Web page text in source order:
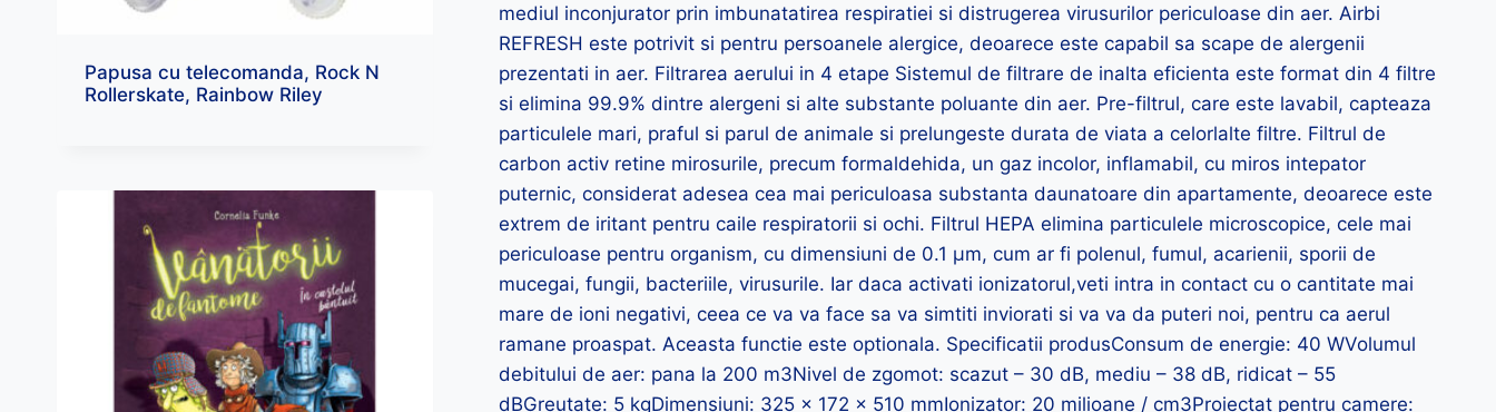
mediul inconjurator prin imbunatatirea respiratiei si distrugerea virusurilor periculoase din aer. Airbi
REFRESH este potrivit si pentru persoanele alergice, deoarece este capabil sa scape de alergenii
prezentati in aer. Filtrarea aerului in 4 etape Sistemul de filtrare de inalta eficienta este format din 4 filtre
si elimina 99.9% dintre alergeni si alte substante poluante din aer. Pre-filtrul, care este lavabil, capteaza
particulele mari, praful si parul de animale si prelungeste durata de viata a celorlalte filtre. Filtrul de
carbon activ retine mirosurile, precum formaldehida, un gaz incolor, inflamabil, cu miros intepator
puternic, considerat adesea cea mai periculoasa substanta daunatoare din apartamente, deoarece este
extrem de iritant pentru caile respiratorii si ochi. Filtrul HEPA elimina particulele microscopice, cele mai
periculoase pentru organism, cu dimensiuni de 0.1 μm, cum ar fi polenul, fumul, acarienii, sporii de
mucegai, fungii, bacteriile, virusurile. Iar daca activati ionizatorul,veti intra in contact cu o cantitate mai
mare de ioni negativi, ceea ce va va face sa va simtiti inviorati si va va da puteri noi, pentru ca aerul
ramane proaspat. Aceasta functie este optionala. Specificatii produsConsum de energie: 40 WVolumul
debitului de aer: pana la 200 m3Nivel de zgomot: scazut – 30 dB, mediu – 38 dB, ridicat – 55
dBGreutate: 5 kgDimensiuni: 325 x 172 x 510 mmIonizator: 20 milioane / cm3Proiectat pentru camere:
Papusa cu telecomanda, Rock N
Rollerskate, Rainbow Riley